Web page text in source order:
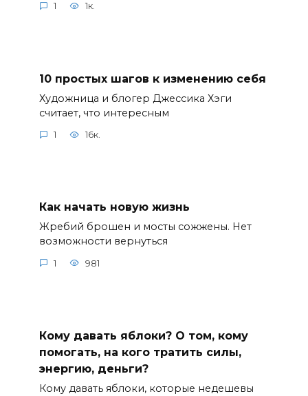
1 1к.
10 простых шагов к изменению себя
Художница и блогер Джессика Хэги
считает, что интересным
1 16к.
Как начать новую жизнь
Жребий брошен и мосты сожжены. Нет
возможности вернуться
1 981
Кому давать яблоки? О том, кому
помогать, на кого тратить силы,
энергию, деньги?
Кому давать яблоки, которые недешевы